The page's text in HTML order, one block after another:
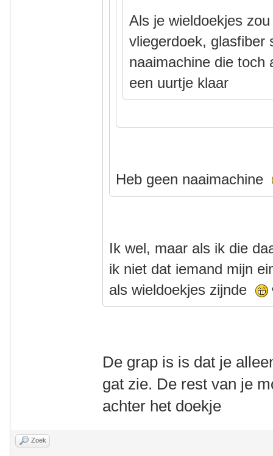
Als je wieldoekjes
vliegerdoek, glasfiber
naaimachine die toch
een uurtje klaar
Heb geen naaimachine
Ik wel, maar als ik die
ik niet dat iemand mijn
als wieldoekjes zijnde
De grap is is dat je
gat zie. De rest van je
achter het doekje
Zoek